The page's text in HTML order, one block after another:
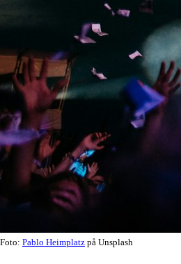
Foto: Pablo Heimplatz på Unsplash